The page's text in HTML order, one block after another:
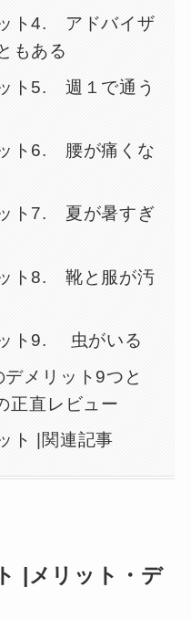
ト4. アドバイザ
もある
ト5. 週１で通う
ト6. 腰が痛くな
ト7. 夏が暑すぎ
ト8. 靴と服が汚
ト9. 虫がいる
メリット9つと
正直レビュー
ト |関連記事
|メリット・デ